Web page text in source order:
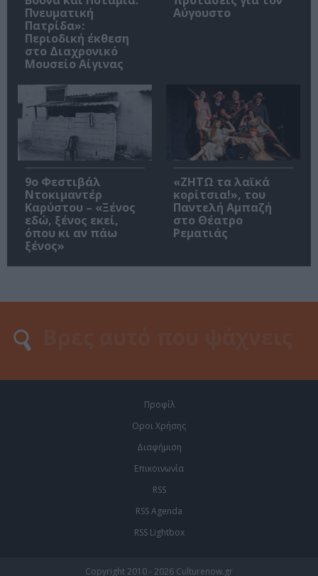
Πνευματική
Πατρίδα»:
Περιοδική έκθεση
στο Διαχρονικό
Μουσείο Αίγινας
Αύγουστο
9ο Φεστιβάλ
Ντοκιμαντέρ
Καρύστου – «Ξένος
εδώ, ξένος εκεί,
όπου κι αν πάω
ξένος»
«ΖΗΤΩ τα λαϊκά
κορίτσια!», του
Παντελή Αμπαζή
στο Θέατρο
Ρεματιάς
Προφίλ
Οροι Χρήσης
Διαφήμιση
Επικοινωνία
RSS
RSS Agenda
RSS Lightbox
Copyright 2010 - 2026 Culturenow.gr